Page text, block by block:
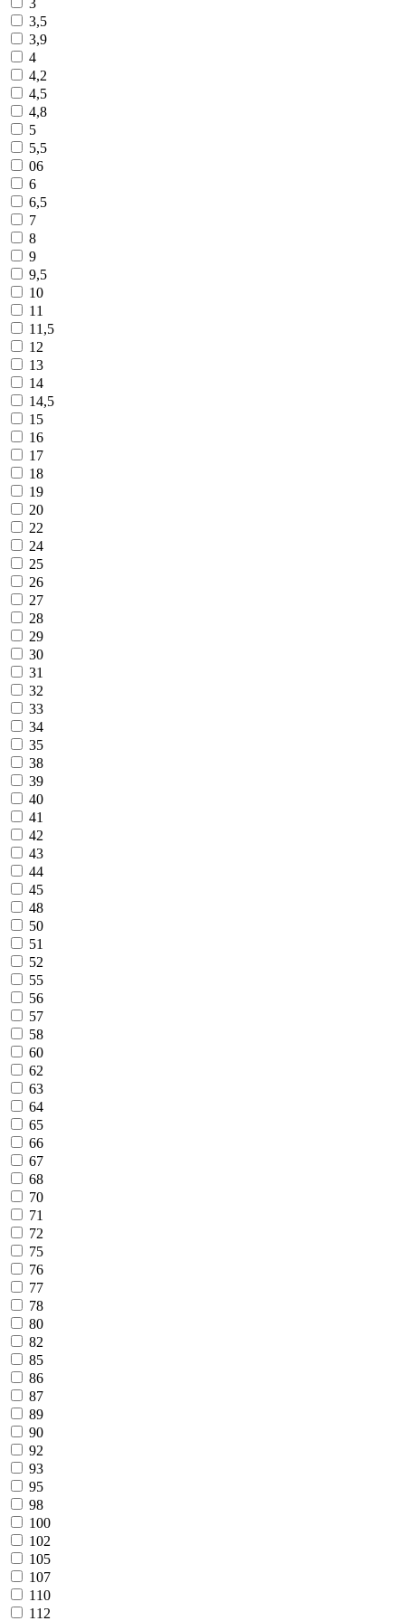
3,5
3,9
4
4,2
4,5
4,8
5
5,5
06
6
6,5
7
8
9
9,5
10
11
11,5
12
13
14
14,5
15
16
17
18
19
20
22
24
25
26
27
28
29
30
31
32
33
34
35
38
39
40
41
42
43
44
45
48
50
51
52
55
56
57
58
60
62
63
64
65
66
67
68
70
71
72
75
76
77
78
80
82
85
86
87
89
90
92
93
95
98
100
102
105
107
110
112